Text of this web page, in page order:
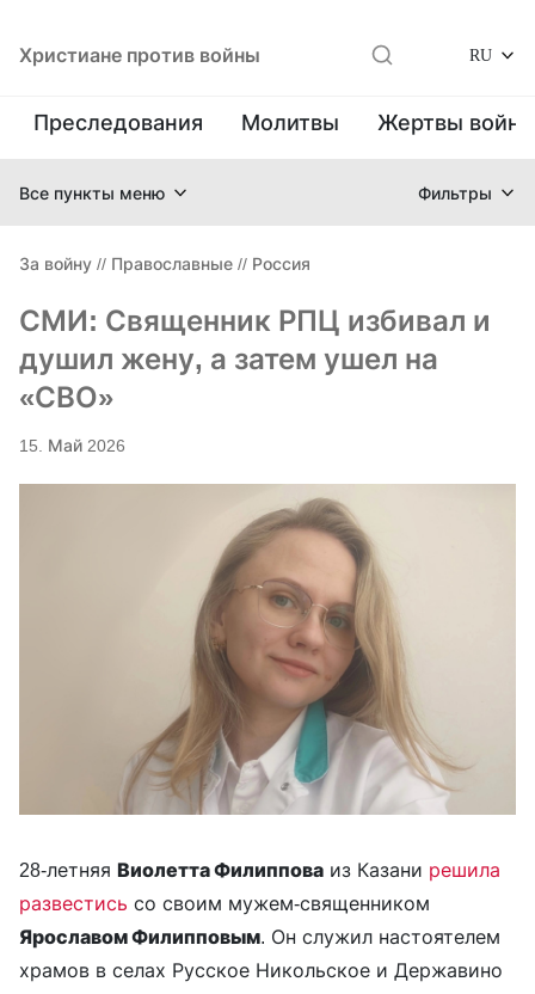
Христиане против войны RU
Преследования Молитвы Жертвы
Все пункты меню Фильтры
За войну // Православные // Россия
СМИ: Священник РПЦ избивал и
душил жену, а затем ушел на
«СВО»
15. Май 2026
28-летняя Виолетта Филиппова из Казани решила
развестись со своим мужем-священником
Ярославом Филипповым. Он служил настоятелем
храмов в селах Русское Никольское и Державино